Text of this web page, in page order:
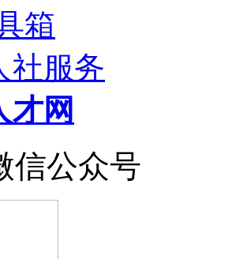
箱
社服务
才网
信公众号